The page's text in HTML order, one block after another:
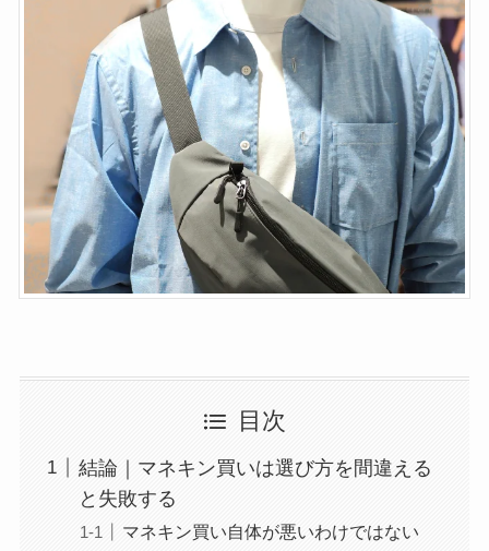
目次
結論｜マネキン買いは選び方を間違える
と失敗する
マネキン買い自体が悪いわけではない